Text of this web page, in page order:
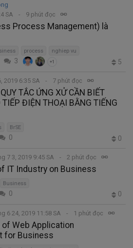
SA
9 phút đọc
Process Management) là
process nghiep vu
3 +1 5
2019 6:35 SA 7 phút đọc
TẮC ỨNG XỬ CẦN BIẾT
TIẾP ĐIỆN THOẠI BẰNG TIẾNG
BrSE
0 0
7 3, 2019 9:45 SA 2 phút đọc
IT Industry on Business
Business
0 0
6 24, 2019 11:58 SA 1 phút đọc
Web Application
for Business